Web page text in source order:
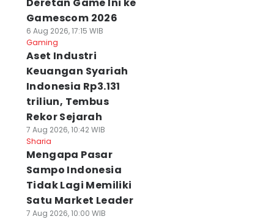
Gamescom 2026
6 Aug 2026, 17:15 WIB
Gaming
Aset Industri
Keuangan Syariah
Indonesia Rp3.131
triliun, Tembus
Rekor Sejarah
7 Aug 2026, 10:42 WIB
Sharia
Mengapa Pasar
Sampo Indonesia
Tidak Lagi Memiliki
Satu Market Leader
7 Aug 2026, 10:00 WIB